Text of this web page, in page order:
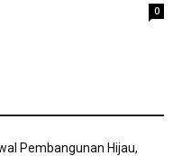
0
Pembangunan Hijau,